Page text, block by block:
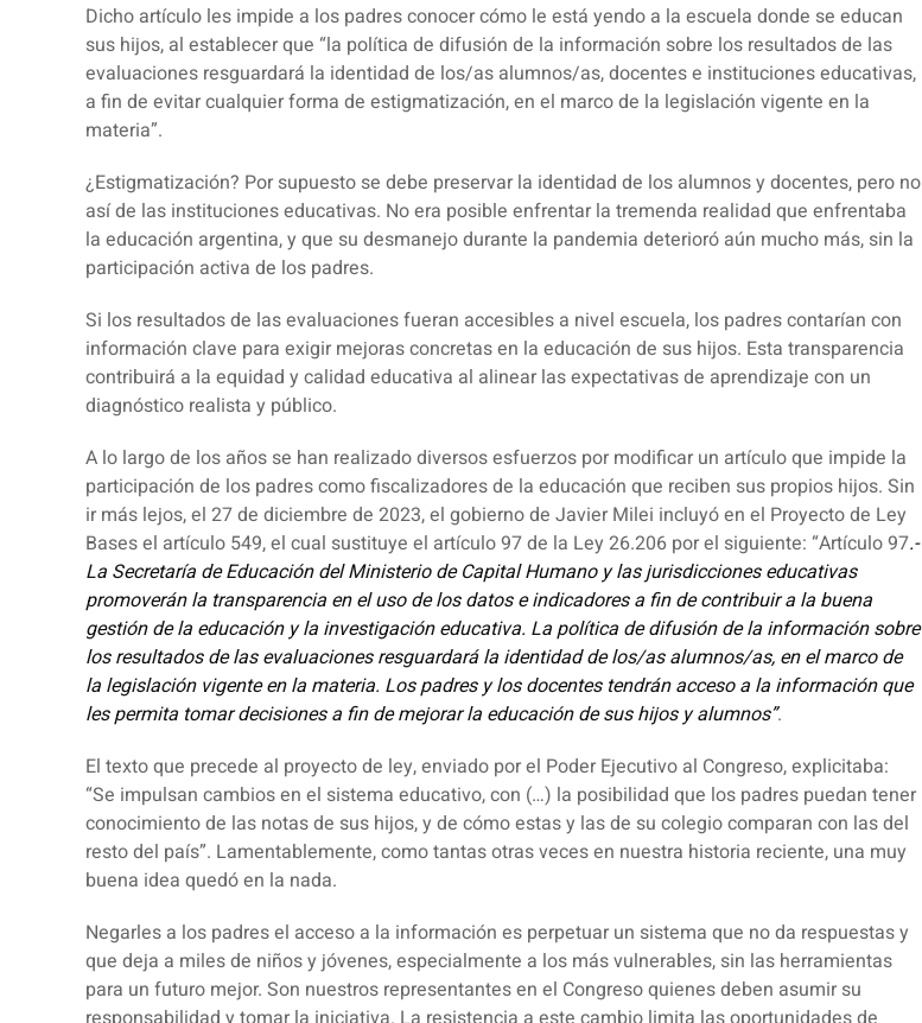
Dicho artículo les impide a los padres conocer cómo le está yendo a la escuela donde se educan
sus hijos, al establecer que “la política de difusión de la información sobre los resultados de las
evaluaciones resguardará la identidad de los/as alumnos/as, docentes e instituciones educativas,
a fin de evitar cualquier forma de estigmatización, en el marco de la legislación vigente en la
materia”.
¿Estigmatización? Por supuesto se debe preservar la identidad de los alumnos y docentes, pero no
así de las instituciones educativas. No era posible enfrentar la tremenda realidad que enfrentaba
la educación argentina, y que su desmanejo durante la pandemia deterioró aún mucho más, sin la
participación activa de los padres.
Si los resultados de las evaluaciones fueran accesibles a nivel escuela, los padres contarían con
información clave para exigir mejoras concretas en la educación de sus hijos. Esta transparencia
contribuirá a la equidad y calidad educativa al alinear las expectativas de aprendizaje con un
diagnóstico realista y público.
A lo largo de los años se han realizado diversos esfuerzos por modificar un artículo que impide la
participación de los padres como fiscalizadores de la educación que reciben sus propios hijos. Sin
ir más lejos, el 27 de diciembre de 2023, el gobierno de Javier Milei incluyó en el Proyecto de Ley
Bases el artículo 549, el cual sustituye el artículo 97 de la Ley 26.206 por el siguiente: “Artículo 97.-
La Secretaría de Educación del Ministerio de Capital Humano y las jurisdicciones educativas
promoverán la transparencia en el uso de los datos e indicadores a fin de contribuir a la buena
gestión de la educación y la investigación educativa. La política de difusión de la información sobre
los resultados de las evaluaciones resguardará la identidad de los/as alumnos/as, en el marco de
la legislación vigente en la materia. Los padres y los docentes tendrán acceso a la información que
les permita tomar decisiones a fin de mejorar la educación de sus hijos y alumnos”.
El texto que precede al proyecto de ley, enviado por el Poder Ejecutivo al Congreso, explicitaba:
“Se impulsan cambios en el sistema educativo, con (…) la posibilidad que los padres puedan tener
conocimiento de las notas de sus hijos, y de cómo estas y las de su colegio comparan con las del
resto del país”. Lamentablemente, como tantas otras veces en nuestra historia reciente, una muy
buena idea quedó en la nada.
Negarles a los padres el acceso a la información es perpetuar un sistema que no da respuestas y
que deja a miles de niños y jóvenes, especialmente a los más vulnerables, sin las herramientas
para un futuro mejor. Son nuestros representantes en el Congreso quienes deben asumir su